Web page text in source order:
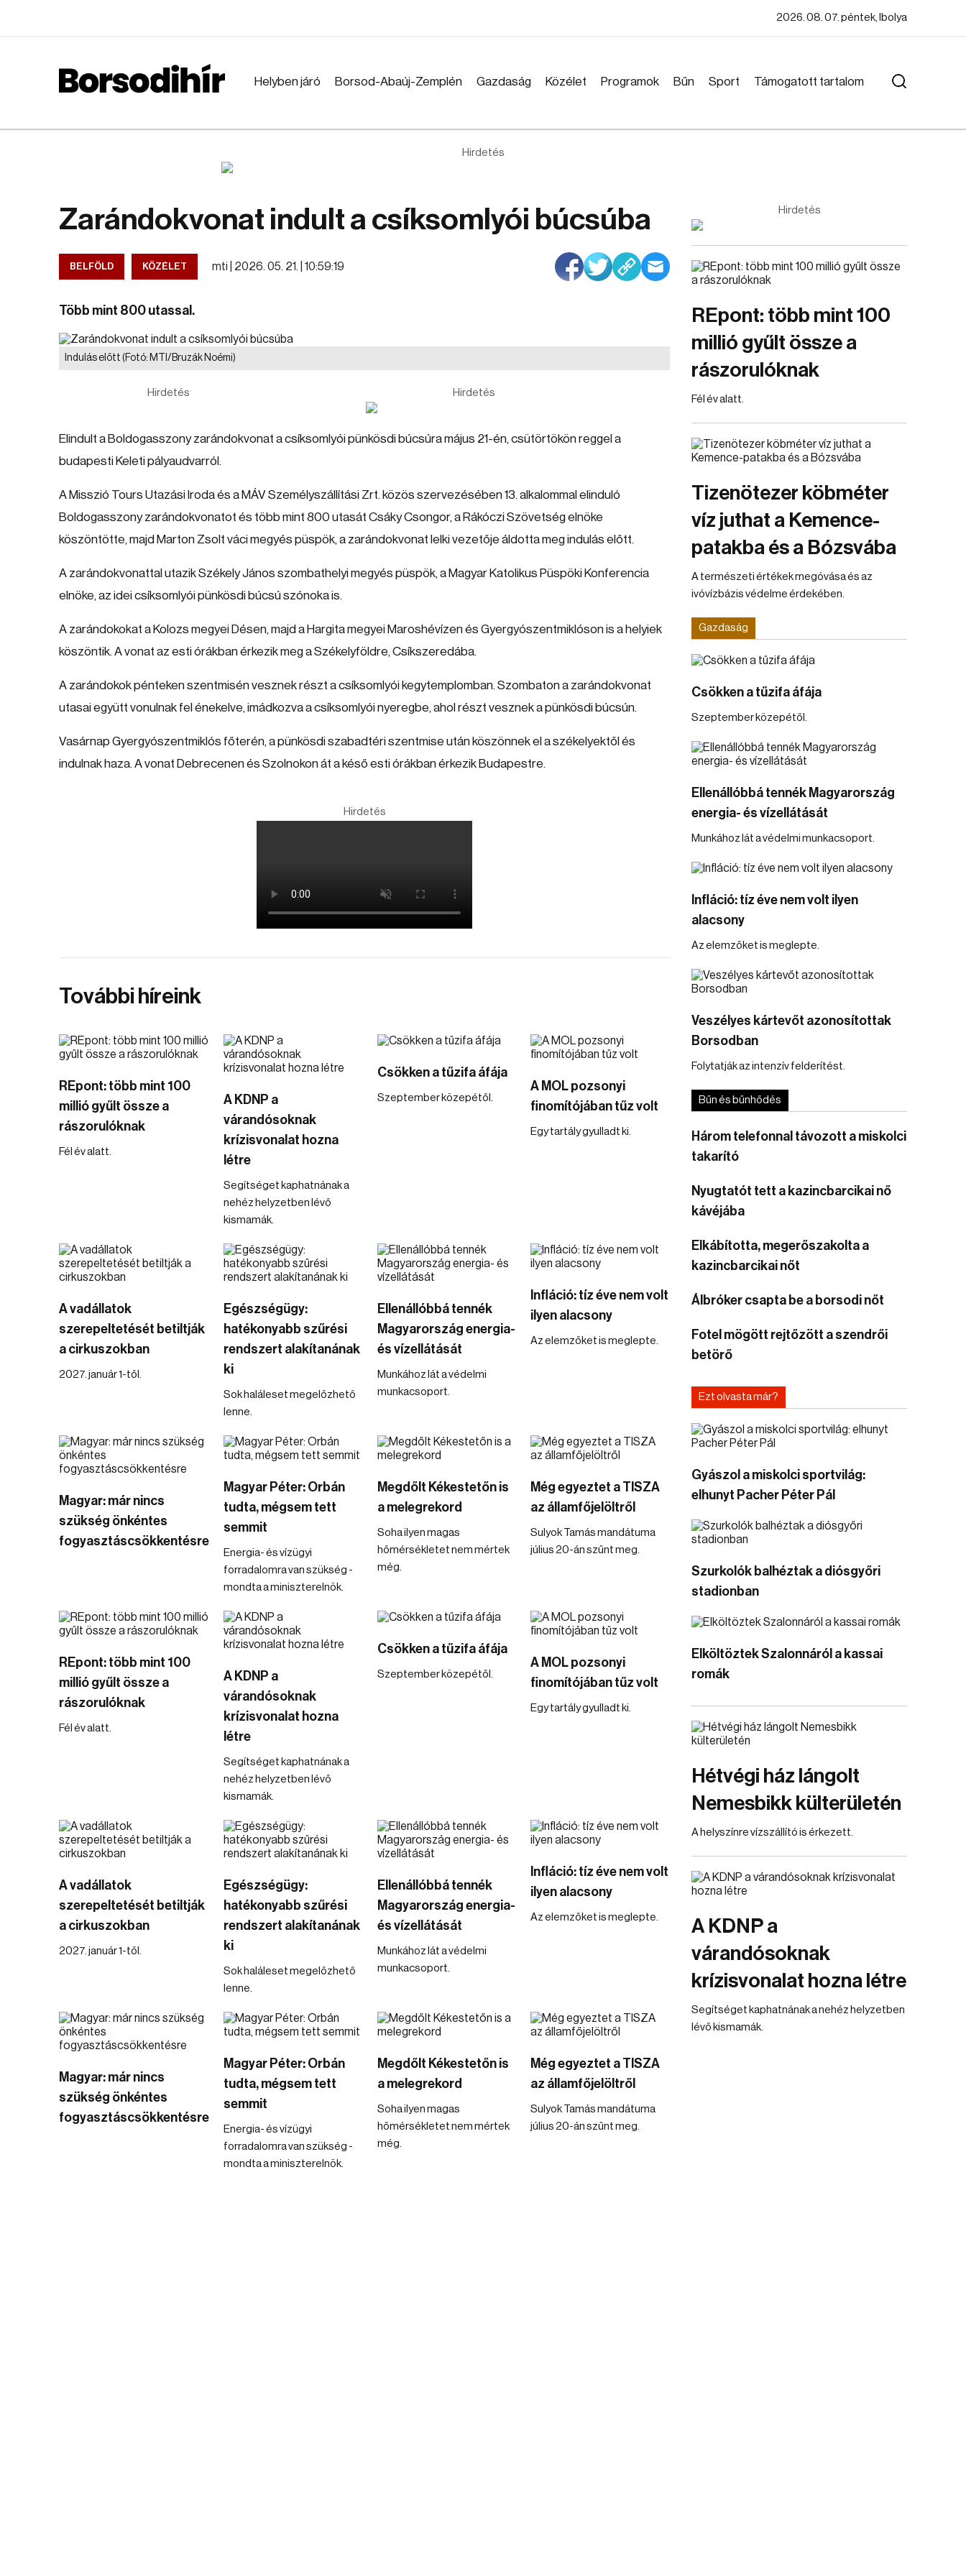
2026. 08. 07. péntek, Ibolya
Helyben járó Borsod-Abaúj-Zemplén Gazdaság Közélet Programok Bűn Sport Támogatott tartalom
Hirdetés
Zarándokvonat indult a csíksomlyói búcsúba
BELFÖLD KÖZÉLET mti | 2026. 05. 21. | 10:59:19
Több mint 800 utassal.
Indulás előtt (Fotó: MTI/Bruzák Noémi)
Hirdetés Hirdetés
Elindult a Boldogasszony zarándokvonat a csíksomlyói pünkösdi búcsúra május 21-én, csütörtökön reggel a
budapesti Keleti pályaudvarról.
A Misszió Tours Utazási Iroda és a MÁV Személyszállítási Zrt. közös szervezésében 13. alkalommal elinduló
Boldogasszony zarándokvonatot és több mint 800 utasát Csáky Csongor, a Rákóczi Szövetség elnöke
köszöntötte, majd Marton Zsolt váci megyés püspök, a zarándokvonat lelki vezetője áldotta meg indulás előtt.
A zarándokvonattal utazik Székely János szombathelyi megyés püspök, a Magyar Katolikus Püspöki Konferencia
elnöke, az idei csíksomlyói pünkösdi búcsú szónoka is.
A zarándokokat a Kolozs megyei Désen, majd a Hargita megyei Maroshévízen és Gyergyószentmiklóson is a helyiek
köszöntik. A vonat az esti órákban érkezik meg a Székelyföldre, Csíkszeredába.
A zarándokok pénteken szentmisén vesznek részt a csíksomlyói kegytemplomban. Szombaton a zarándokvonat
utasai együtt vonulnak fel énekelve, imádkozva a csíksomlyói nyeregbe, ahol részt vesznek a pünkösdi búcsún.
Vasárnap Gyergyószentmiklós főterén, a pünkösdi szabadtéri szentmise után köszönnek el a székelyektől és
indulnak haza. A vonat Debrecenen és Szolnokon át a késő esti órákban érkezik Budapestre.
Hirdetés
További híreink
REpont: több mint 100
millió gyűlt össze a
rászorulóknak
Fél év alatt.
A KDNP a
várandósoknak
krízisvonalat hozna
létre
Segítséget kaphatnának a
nehéz helyzetben lévő
kismamák.
Csökken a tűzifa áfája
Szeptember közepétől.
A MOL pozsonyi
finomítójában tűz volt
Egy tartály gyulladt ki.
A vadállatok
szerepeltetését betiltják
a cirkuszokban
2027. január 1-től.
Egészségügy:
hatékonyabb szűrési
rendszert alakítanának
ki
Sok haláleset megelőzhető
lenne.
Ellenállóbbá tennék
Magyarország energia-
és vízellátását
Munkához lát a védelmi
munkacsoport.
Infláció: tíz éve nem volt
ilyen alacsony
Az elemzőket is meglepte.
Magyar: már nincs
szükség önkéntes
fogyasztáscsökkentésre
Magyar Péter: Orbán
tudta, mégsem tett
semmit
Energia- és vízügyi
forradalomra van szükség -
mondta a miniszterelnök.
Megdőlt Kékestetőn is
a melegrekord
Soha ilyen magas
hőmérsékletet nem mértek
még.
Még egyeztet a TISZA
az államfőjelöltről
Sulyok Tamás mandátuma
július 20-án szűnt meg.
REpont: több mint 100
millió gyűlt össze a
rászorulóknak
Fél év alatt.
A KDNP a
várandósoknak
krízisvonalat hozna
létre
Segítséget kaphatnának a
nehéz helyzetben lévő
kismamák.
Csökken a tűzifa áfája
Szeptember közepétől.
A MOL pozsonyi
finomítójában tűz volt
Egy tartály gyulladt ki.
A vadállatok
szerepeltetését betiltják
a cirkuszokban
2027. január 1-től.
Egészségügy:
hatékonyabb szűrési
rendszert alakítanának
ki
Sok haláleset megelőzhető
lenne.
Ellenállóbbá tennék
Magyarország energia-
és vízellátását
Munkához lát a védelmi
munkacsoport.
Infláció: tíz éve nem volt
ilyen alacsony
Az elemzőket is meglepte.
Magyar: már nincs
szükség önkéntes
fogyasztáscsökkentésre
Magyar Péter: Orbán
tudta, mégsem tett
semmit
Energia- és vízügyi
forradalomra van szükség -
mondta a miniszterelnök.
Megdőlt Kékestetőn is
a melegrekord
Soha ilyen magas
hőmérsékletet nem mértek
még.
Még egyeztet a TISZA
az államfőjelöltről
Sulyok Tamás mandátuma
július 20-án szűnt meg.
Hirdetés
REpont: több mint 100
millió gyűlt össze a
rászorulóknak
Fél év alatt.
Tizenötezer köbméter
víz juthat a Kemence-
patakba és a Bózsvába
A természeti értékek megóvása és az
ivóvízbázis védelme érdekében.
Gazdaság
Csökken a tűzifa áfája
Szeptember közepétől.
Ellenállóbbá tennék Magyarország
energia- és vízellátását
Munkához lát a védelmi munkacsoport.
Infláció: tíz éve nem volt ilyen
alacsony
Az elemzőket is meglepte.
Veszélyes kártevőt azonosítottak
Borsodban
Folytatják az intenzív felderítést.
Bűn és bűnhődés
Három telefonnal távozott a miskolci
takarító
Nyugtatót tett a kazincbarcikai nő
kávéjába
Elkábította, megerőszakolta a
kazincbarcikai nőt
Álbróker csapta be a borsodi nőt
Fotel mögött rejtőzött a szendrői
betörő
Ezt olvasta már?
Gyászol a miskolci sportvilág:
elhunyt Pacher Péter Pál
Szurkolók balhéztak a diósgyőri
stadionban
Elköltöztek Szalonnáról a kassai
romák
Hétvégi ház lángolt
Nemesbikk külterületén
A helyszínre vízszállító is érkezett.
A KDNP a
várandósoknak
krízisvonalat hozna létre
Segítséget kaphatnának a nehéz helyzetben
lévő kismamák.